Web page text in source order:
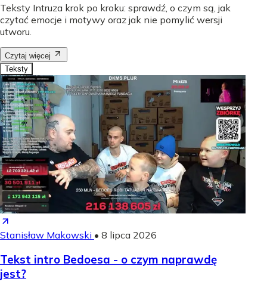
Teksty Intruza krok po kroku: sprawdź, o czym są, jak
czytać emocje i motywy oraz jak nie pomylić wersji
utworu.
Czytaj więcej
Teksty
Stanisław Makowski • 8 lipca 2026
Tekst intro Bedoesa - o czym naprawdę
jest?